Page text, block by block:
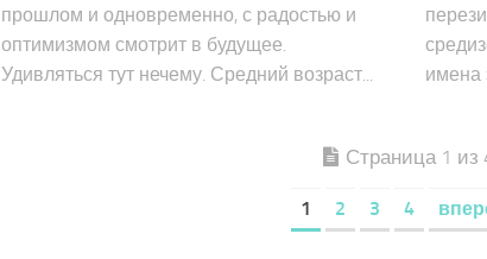
прошлом и одновременно, с радостью и
оптимизмом смотрит в будущее.
Удивляться тут нечему. Средний возраст...
имена
Страница 1 из
1 2 3 4